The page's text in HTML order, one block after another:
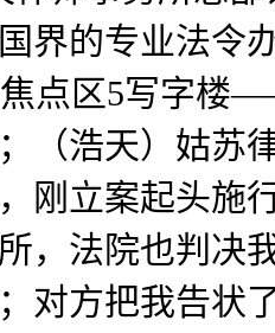
界的专业法令
点区5写字楼
（浩天）姑苏
刚立案起头施
，法院也判决
对方把我告状